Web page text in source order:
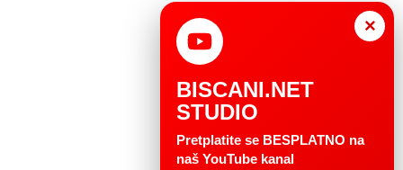
×
BISCANI.NET
STUDIO
Pretplatite se BESPLATNO na
naš YouTube kanal